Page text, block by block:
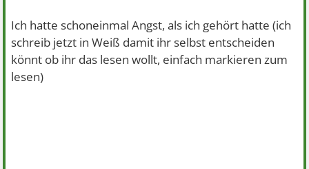
Ich hatte schoneinmal Angst, als ich gehört hatte (ich
schreib jetzt in Weiß damit ihr selbst entscheiden
könnt ob ihr das lesen wollt, einfach markieren zum
lesen)